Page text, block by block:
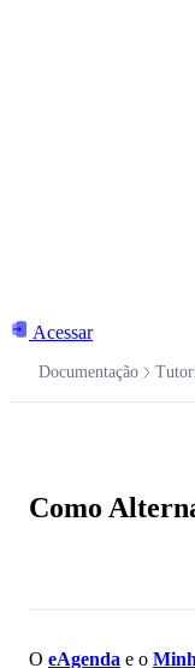
Acessar
Documentação
Como
O eAgenda e o